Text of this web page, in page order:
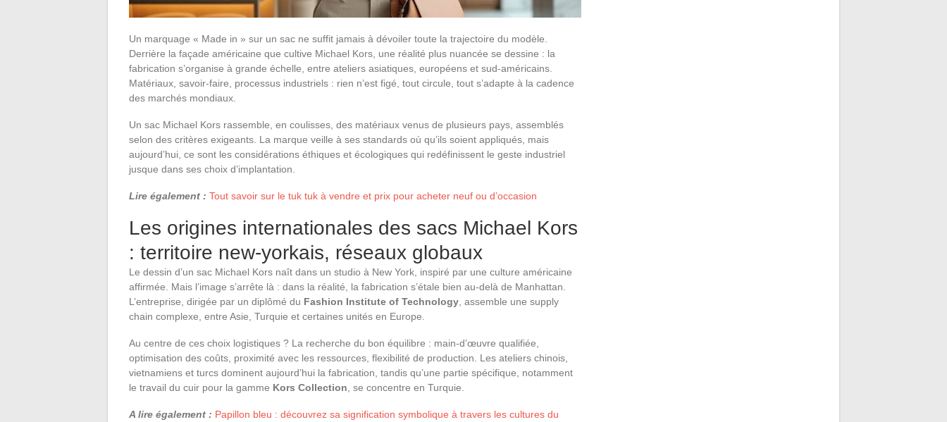
Un marquage « Made in » sur un sac ne suffit jamais à dévoiler toute la trajectoire du modèle.
Derrière la façade américaine que cultive Michael Kors, une réalité plus nuancée se dessine : la
fabrication s’organise à grande échelle, entre ateliers asiatiques, européens et sud-américains.
Matériaux, savoir-faire, processus industriels : rien n’est figé, tout circule, tout s’adapte à la cadence
des marchés mondiaux.
Un sac Michael Kors rassemble, en coulisses, des matériaux venus de plusieurs pays, assemblés
selon des critères exigeants. La marque veille à ses standards où qu’ils soient appliqués, mais
aujourd’hui, ce sont les considérations éthiques et écologiques qui redéfinissent le geste industriel
jusque dans ses choix d’implantation.
Lire également : Tout savoir sur le tuk tuk à vendre et prix pour acheter neuf ou d’occasion
Les origines internationales des sacs Michael Kors
: territoire new-yorkais, réseaux globaux
Le dessin d’un sac Michael Kors naît dans un studio à New York, inspiré par une culture américaine
affirmée. Mais l’image s’arrête là : dans la réalité, la fabrication s’étale bien au-delà de Manhattan.
L’entreprise, dirigée par un diplômé du Fashion Institute of Technology , assemble une supply
chain complexe, entre Asie, Turquie et certaines unités en Europe.
Au centre de ces choix logistiques ? La recherche du bon équilibre : main-d’œuvre qualifiée,
optimisation des coûts, proximité avec les ressources, flexibilité de production. Les ateliers chinois,
vietnamiens et turcs dominent aujourd’hui la fabrication, tandis qu’une partie spécifique, notamment
le travail du cuir pour la gamme Kors Collection , se concentre en Turquie.
A lire également : Papillon bleu : découvrez sa signification symbolique à travers les cultures du